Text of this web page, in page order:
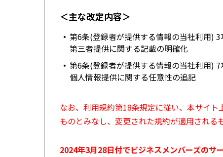
＜主な改定内容＞
第6条(登録者が提供する情報の当社利用) 3
第三者提供に関する記載の明確化
第6条(登録者が提供する情報の当社利用) 7
個人情報提供に関する任意性の追記
なお、利用規約第18条規定に従い、本サイ
ものとみなし、変更された規約が適用される
2024年3月28日付でビジネスメンバーズのサ